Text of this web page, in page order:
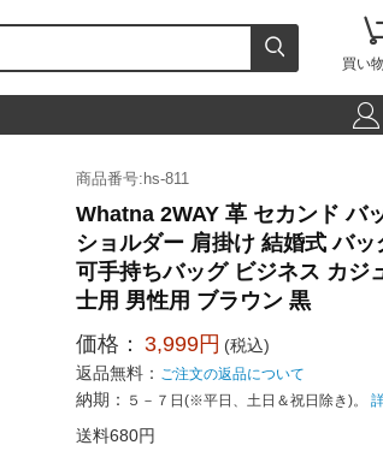

買い

商品番号:hs-811
Whatna 2WAY 革 セカンド バ
ショルダー 肩掛け 結婚式 バ
可手持ちバッグ ビジネス カジ
士用 男性用 ブラウン 黒
価格： 3,999円 (税込)
返品無料： ご注文の返品について
納期： ５－７日(※平日、土日＆祝日除き)。
送料680円